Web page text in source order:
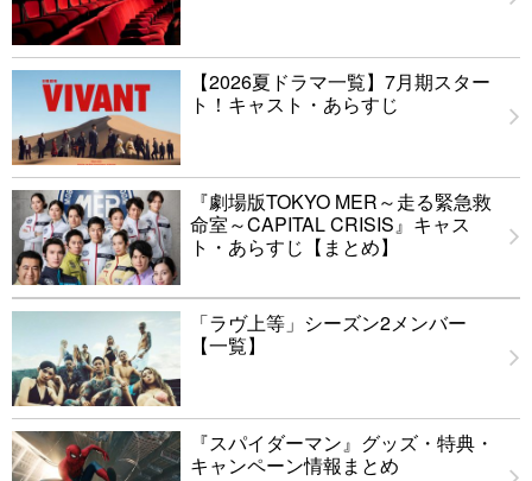
【2026夏ドラマ一覧】7月期スター
ト！キャスト・あらすじ
『劇場版TOKYO MER～走る緊急救
命室～CAPITAL CRISIS』キャス
ト・あらすじ【まとめ】
「ラヴ上等」シーズン2メンバー
【一覧】
『スパイダーマン』グッズ・特典・
キャンペーン情報まとめ